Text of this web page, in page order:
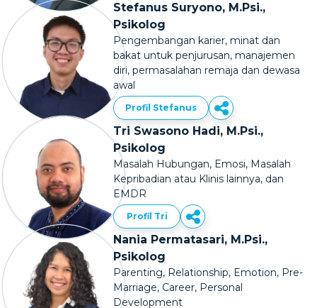
Stefanus Suryono, M.Psi.,
Psikolog
Pengembangan karier, minat dan
bakat untuk penjurusan, manajemen
diri, permasalahan remaja dan dewasa
awal
Profil Stefanus
Tri Swasono Hadi, M.Psi.,
Psikolog
Masalah Hubungan, Emosi, Masalah
Kepribadian atau Klinis lainnya, dan
EMDR
Profil Tri
Nania Permatasari, M.Psi.,
Psikolog
Parenting, Relationship, Emotion, Pre-
Marriage, Career, Personal
Development